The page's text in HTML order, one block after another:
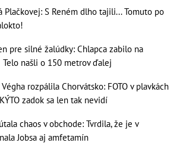
Plačkovej: S Reném dlho tajili... Tomuto po
pre silné žalúdky: Chlapca zabilo na
našli o 150 metrov ďalej
rozpálila Chorvátsko: FOTO v plavkách
zadok sa len tak nevidí
chaos v obchode: Tvrdila, že je v
Jobsa aj amfetamín